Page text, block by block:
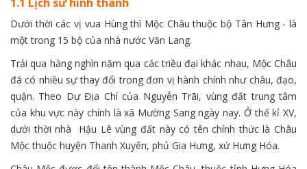
Dưới thời các vị vua Hùng thì Mộc Châu thuộc bộ Tân Hưng - là
một trong 15 bộ của nhà nước Văn Lang.
Trải qua hàng nghìn năm qua các triều đại khác nhau, Mộc Châu
đã có nhiều sự thay đổi trong đơn vị hành chính như châu, đạo,
quận. Theo Dư Địa Chí của Nguyễn Trãi, vùng đất trung tâm
của khu vực này chính là xã Mường Sang ngày nay. Ở thế kỉ XV,
dưới thời nhà Hậu Lê vùng đất này có tên chính thức là Châu
Mộc thuộc huyện Thanh Xuyên, phủ Gia Hưng, xứ Hưng Hóa.